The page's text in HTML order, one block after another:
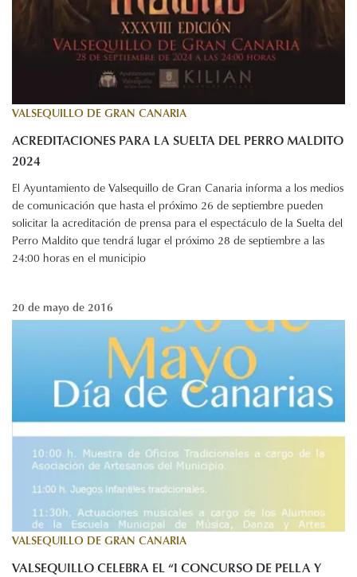
VALSEQUILLO DE GRAN CANARIA
ACREDITACIONES PARA LA SUELTA DEL PERRO MALDITO
2024
El Ayuntamiento de Valsequillo de Gran Canaria informa a los medios
de comunicación que hasta el próximo 26 de septiembre pueden
solicitar la acreditación de prensa para el espectáculo de la Suelta del
Perro Maldito que tendrá lugar el próximo 28 de septiembre a las
24:00 horas en el municipio
20 de mayo de 2016
VALSEQUILLO DE GRAN CANARIA
VALSEQUILLO CELEBRA EL “I CONCURSO DE PELLA Y